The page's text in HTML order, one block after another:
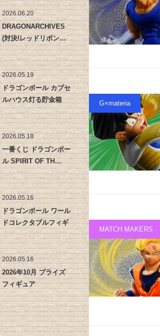
G×materia
MATCH MAKERS
2026.06.20
DRAGONARCHIVES
(対決!レッドリボン…
2026.05.19
ドラゴンボール カプセ
ルハウス灯る貯金箱
2026.05.18
一番くじ ドラゴンボー
ル SPIRIT OF TH…
2026.05.16
ドラゴンボール ワール
ドコレクタブルフィギ
ュア -…
2026.05.16
2026年10月 プライズ
フィギュア